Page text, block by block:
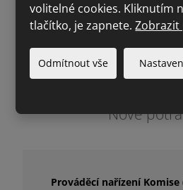
252) (Text s významem pro
Nové
Prováděcí nařízení Komise
volitelné cookies. Kliknutím
tlačítko, je zapnete.
Odmítnout vše